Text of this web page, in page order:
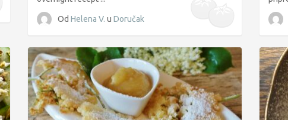
Od Helena V. u Doručak